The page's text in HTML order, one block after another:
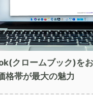
クロームブック)を
格帯が最大の魅力